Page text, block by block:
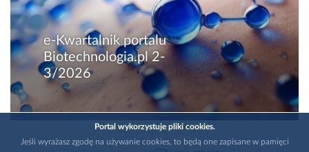
e-Kwartalnik portalu
Biotechnologia.pl 2-
3/2026
Portal wykorzystuje pliki cookies.
Jeśli wyrażasz zgodę na używanie cookies, to będą one zapisane w pamięci